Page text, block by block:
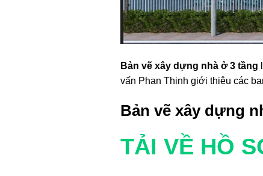
Bản vẽ xây dựng nhà ở 3 tầng
vấn Phan Thịnh giới thiệu các
Bản vẽ xây dựng
TẢI VỀ HỒ